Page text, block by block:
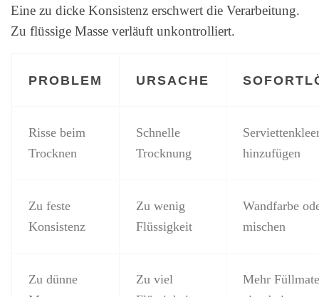
Eine zu dicke Konsistenz erschwert die Verarbeitung.
Zu flüssige Masse verläuft unkontrolliert.
PROBLEM URSACHE
Risse beim
Trocknen
Schnelle
Trocknung
hinzufügen
Zu feste
Konsistenz
Zu wenig
Flüssigkeit
Wandfarbe
mischen
Zu dünne
Zu viel
Mehr